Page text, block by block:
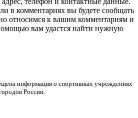
в комментариях вы будете сообщать
относимся к вашим комментариям и
вам удастся найти нужную
информация о спортивных учреждениях
России.